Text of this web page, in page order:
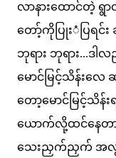
လာနားထောင်တဲ့ ရွ
တော့်ကိုပြုးံပြရင်
ဘုရား ဘုရား...ဒါ
မောင်မြင့်သိန်းလေ
တော့မောင်မြင့်သိန်
ယောက်လို့ထင်နေတာ
သေးညှက်ညှက် အလွ